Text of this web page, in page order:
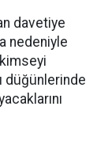
davetiye
nedeniyle
düğünlerinde